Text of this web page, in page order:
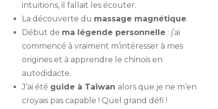
intuitions, il fallait les écouter.
La découverte du massage magnétique.
Début de ma légende personnelle : j’ai
commencé à vraiment m’intéresser à mes
origines et à apprendre le chinois en
autodidacte.
J’ai été guide à Taiwan alors que je ne m’en
croyais pas capable ! Quel grand défi !